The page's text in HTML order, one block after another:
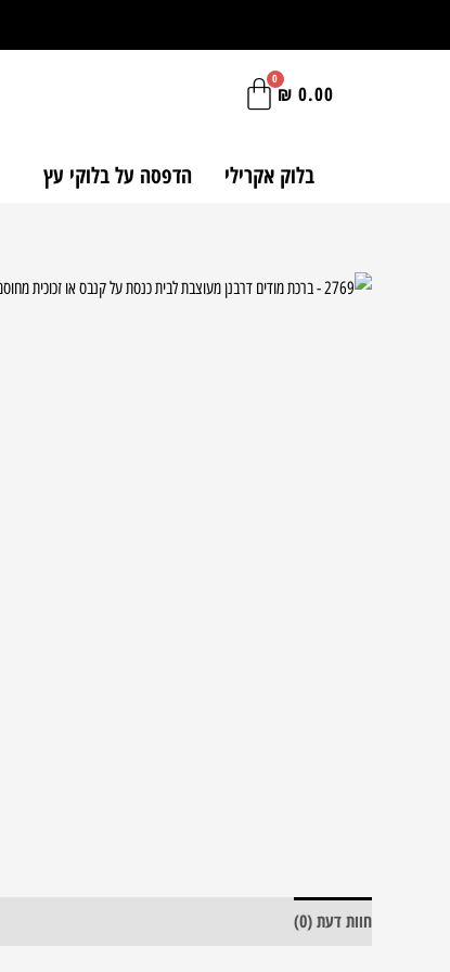
לתוכן
0.00
₪
בלוק אקרילי הדפסה על בלוקי עץ
חוות דעת (0)